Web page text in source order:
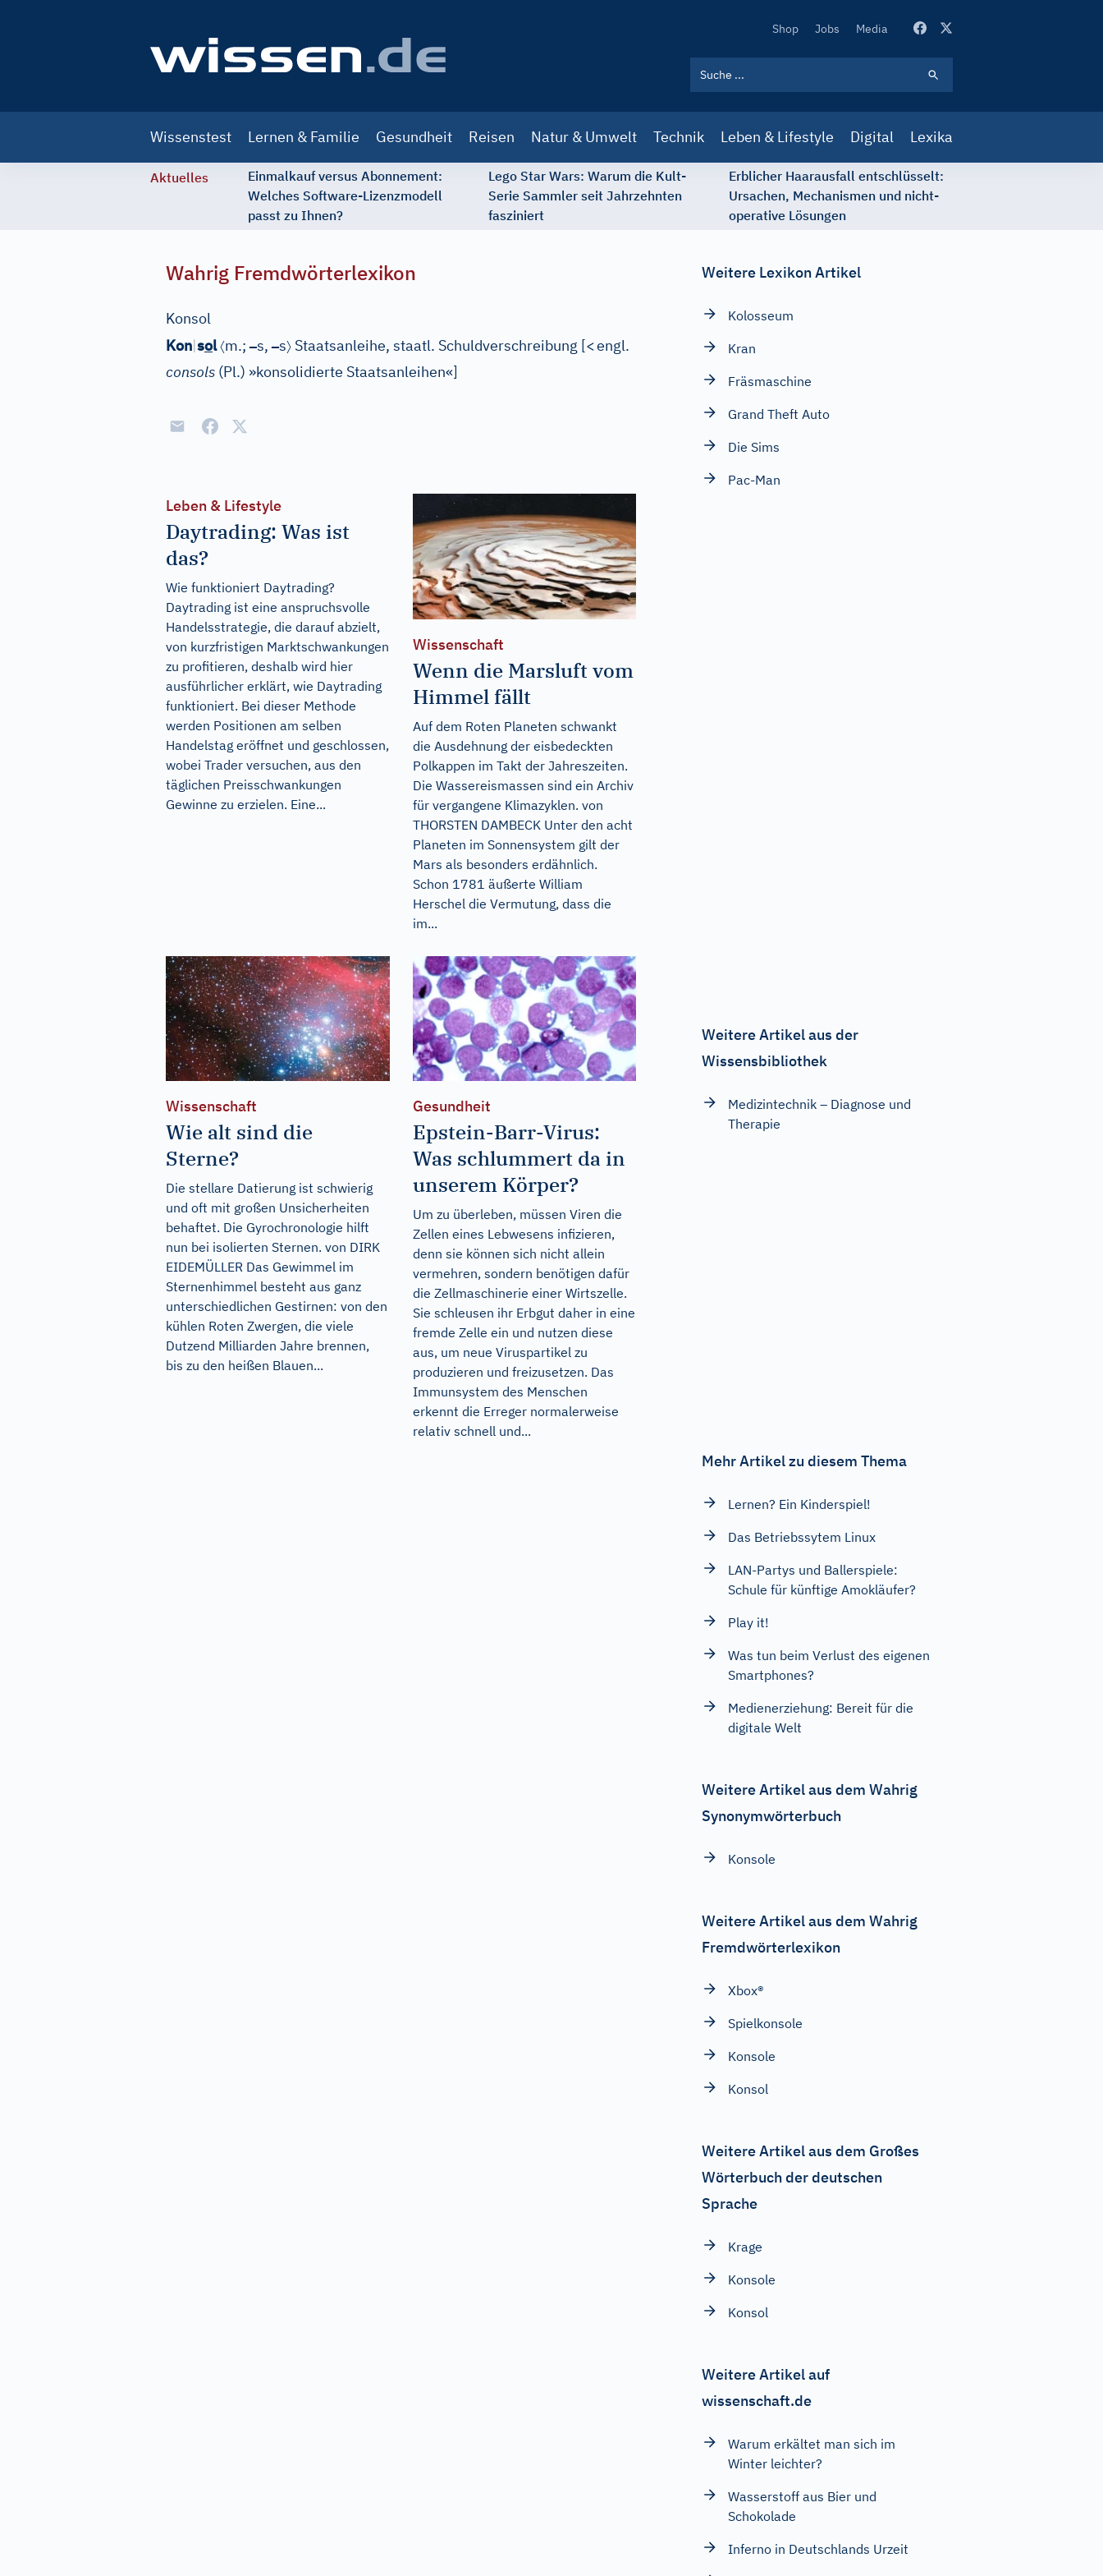
Secondary
Shop Jobs Media
navigation
Wissenstest Lernen & Familie Gesundheit Reisen Natur & Umwelt Technik Leben & Lifestyle Digital Lexika
Aktuelles
Einmalkauf versus Abonnement:
Welches Software-Lizenzmodell
passt zu Ihnen?
Lego Star Wars: Warum die Kult-
Serie Sammler seit Jahrzehnten
fasziniert
Erblicher Haarausfall entschlüsselt:
Ursachen, Mechanismen und nicht-
operative Lösungen
Wahrig Fremdwörterlexikon
Konsol
Kon|sol〈m.;–s,–s〉 Staatsanleihe, staatl. Schuldverschreibung [<engl.
consols (Pl.) »konsolidierte Staatsanleihen«]
Leben & Lifestyle
Daytrading: Was ist
das?
Wie funktioniert Daytrading?
Daytrading ist eine anspruchsvolle
Handelsstrategie, die darauf abzielt,
von kurzfristigen Marktschwankungen
zu profitieren, deshalb wird hier
ausführlicher erklärt, wie Daytrading
funktioniert. Bei dieser Methode
werden Positionen am selben
Handelstag eröffnet und geschlossen,
wobei Trader versuchen, aus den
täglichen Preisschwankungen
Gewinne zu erzielen. Eine...
Wissenschaft
Wenn die Marsluft vom
Himmel fällt
Auf dem Roten Planeten schwankt
die Ausdehnung der eisbedeckten
Polkappen im Takt der Jahreszeiten.
Die Wassereismassen sind ein Archiv
für vergangene Klimazyklen. von
THORSTEN DAMBECK Unter den acht
Planeten im Sonnensystem gilt der
Mars als besonders erdähnlich.
Schon 1781 äußerte William
Herschel die Vermutung, dass die
im...
Wissenschaft
Wie alt sind die
Sterne?
Die stellare Datierung ist schwierig
und oft mit großen Unsicherheiten
behaftet. Die Gyrochronologie hilft
nun bei isolierten Sternen. von DIRK
EIDEMÜLLER Das Gewimmel im
Sternenhimmel besteht aus ganz
unterschiedlichen Gestirnen: von den
kühlen Roten Zwergen, die viele
Dutzend Milliarden Jahre brennen,
bis zu den heißen Blauen...
Gesundheit
Epstein-Barr-Virus:
Was schlummert da in
unserem Körper?
Um zu überleben, müssen Viren die
Zellen eines Lebwesens infizieren,
denn sie können sich nicht allein
vermehren, sondern benötigen dafür
die Zellmaschinerie einer Wirtszelle.
Sie schleusen ihr Erbgut daher in eine
fremde Zelle ein und nutzen diese
aus, um neue Viruspartikel zu
produzieren und freizusetzen. Das
Immunsystem des Menschen
erkennt die Erreger normalerweise
relativ schnell und...
Weitere Lexikon Artikel
Kolosseum
Kran
Fräsmaschine
Grand Theft Auto
Die Sims
Pac-Man
Weitere Artikel aus der
Wissensbibliothek
Medizintechnik – Diagnose und
Therapie
Mehr Artikel zu diesem Thema
Lernen? Ein Kinderspiel!
Das Betriebssytem Linux
LAN-Partys und Ballerspiele:
Schule für künftige Amokläufer?
Play it!
Was tun beim Verlust des eigenen
Smartphones?
Medienerziehung: Bereit für die
digitale Welt
Weitere Artikel aus dem Wahrig
Synonymwörterbuch
Konsole
Weitere Artikel aus dem Wahrig
Fremdwörterlexikon
Xbox®
Spielkonsole
Konsole
Konsol
Weitere Artikel aus dem Großes
Wörterbuch der deutschen
Sprache
Krage
Konsole
Konsol
Weitere Artikel auf
wissenschaft.de
Warum erkältet man sich im
Winter leichter?
Wasserstoff aus Bier und
Schokolade
Inferno in Deutschlands Urzeit